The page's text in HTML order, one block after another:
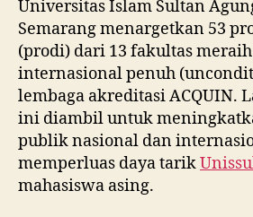
Universitas Islam Sultan
Semarang menargetkan 53
(prodi) dari 13 fakultas
internasional penuh
lembaga akreditasi ACQUIN.
ini diambil untuk
publik nasional dan
memperluas daya tarik
mahasiswa asing.